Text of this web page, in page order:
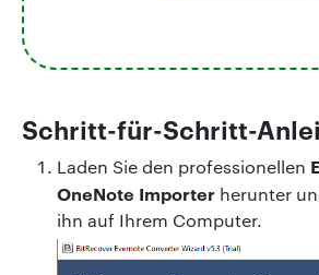
Schritt-für-Schritt-
Laden Sie den professionellen
OneNote Importer herunter
ihn auf Ihrem Computer.